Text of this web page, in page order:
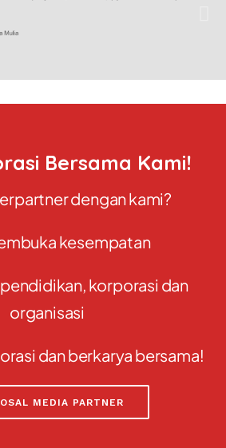
Bersama Kami!
dengan kami?
kesempatan
korporasi dan
organisasi
dan berkarya bersama!
MEDIA PARTNER